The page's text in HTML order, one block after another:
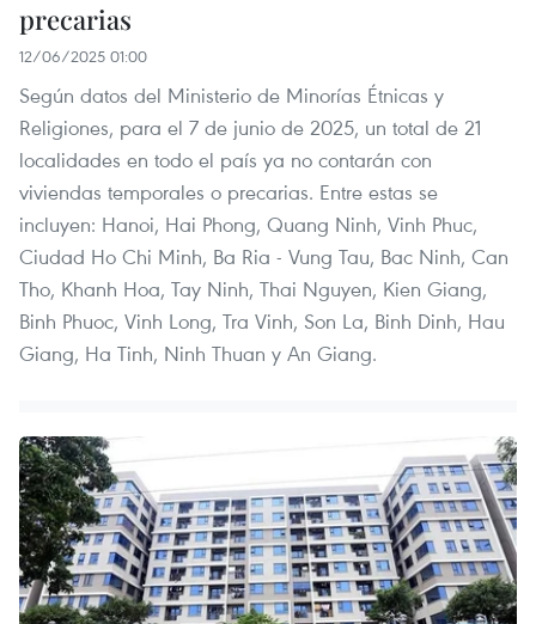
precarias
12/06/2025 01:00
Según datos del Ministerio de Minorías Étnicas y
Religiones, para el 7 de junio de 2025, un total de 21
localidades en todo el país ya no contarán con
viviendas temporales o precarias. Entre estas se
incluyen: Hanoi, Hai Phong, Quang Ninh, Vinh Phuc,
Ciudad Ho Chi Minh, Ba Ria - Vung Tau, Bac Ninh, Can
Tho, Khanh Hoa, Tay Ninh, Thai Nguyen, Kien Giang,
Binh Phuoc, Vinh Long, Tra Vinh, Son La, Binh Dinh, Hau
Giang, Ha Tinh, Ninh Thuan y An Giang.